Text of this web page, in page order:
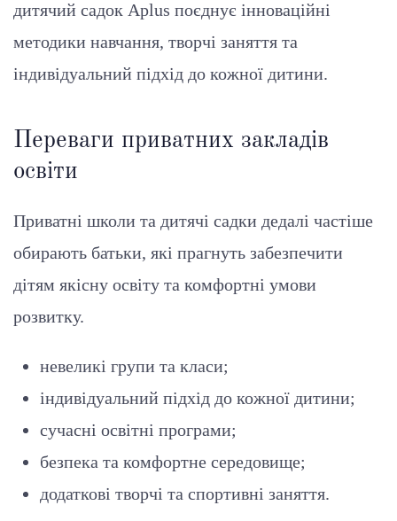
дитячий садок Aplus поєднує інноваційні
методики навчання, творчі заняття та
індивідуальний підхід до кожної дитини.
Переваги приватних закладів
освіти
Приватні школи та дитячі садки дедалі частіше
обирають батьки, які прагнуть забезпечити
дітям якісну освіту та комфортні умови
розвитку.
невеликі групи та класи;
індивідуальний підхід до кожної дитини;
сучасні освітні програми;
безпека та комфортне середовище;
додаткові творчі та спортивні заняття.